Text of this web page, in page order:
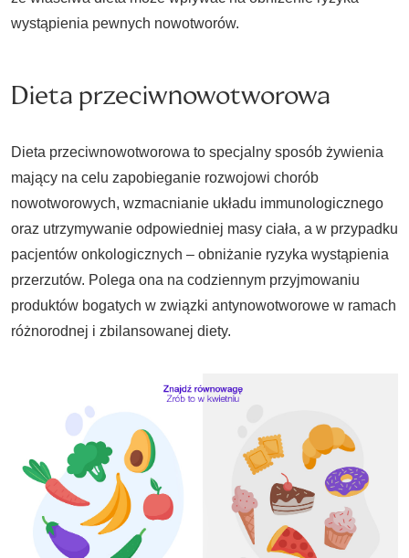
wystąpienia pewnych nowotworów.
Dieta przeciwnowotworowa
Dieta przeciwnowotworowa to specjalny sposób żywienia
mający na celu zapobieganie rozwojowi chorób
nowotworowych, wzmacnianie układu immunologicznego
oraz utrzymywanie odpowiedniej masy ciała, a w przypadku
pacjentów onkologicznych – obniżanie ryzyka wystąpienia
przerzutów. Polega ona na codziennym przyjmowaniu
produktów bogatych w związki antynowotworowe w ramach
różnorodnej i zbilansowanej diety.